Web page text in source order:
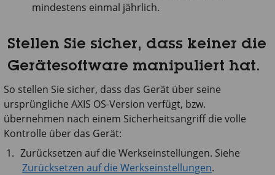
mindestens einmal jährlich.
Stellen Sie sicher, dass keiner die
Gerätesoftware manipuliert hat.
So stellen Sie sicher, dass das Gerät über seine
ursprüngliche AXIS OS-Version verfügt, bzw.
übernehmen nach einem Sicherheitsangriff die volle
Kontrolle über das Gerät:
Zurücksetzen auf die Werkseinstellungen. Siehe
Zurücksetzen auf die Werkseinstellungen.